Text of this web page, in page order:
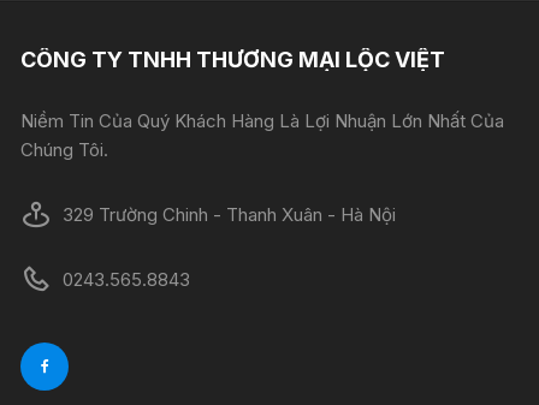
CÔNG TY TNHH THƯƠNG MẠI LỘC VIỆT
Niềm Tin Của Quý Khách Hàng Là Lợi Nhuận Lớn Nhất Của
Chúng Tôi.
329 Trường Chinh - Thanh Xuân - Hà Nội
0243.565.8843